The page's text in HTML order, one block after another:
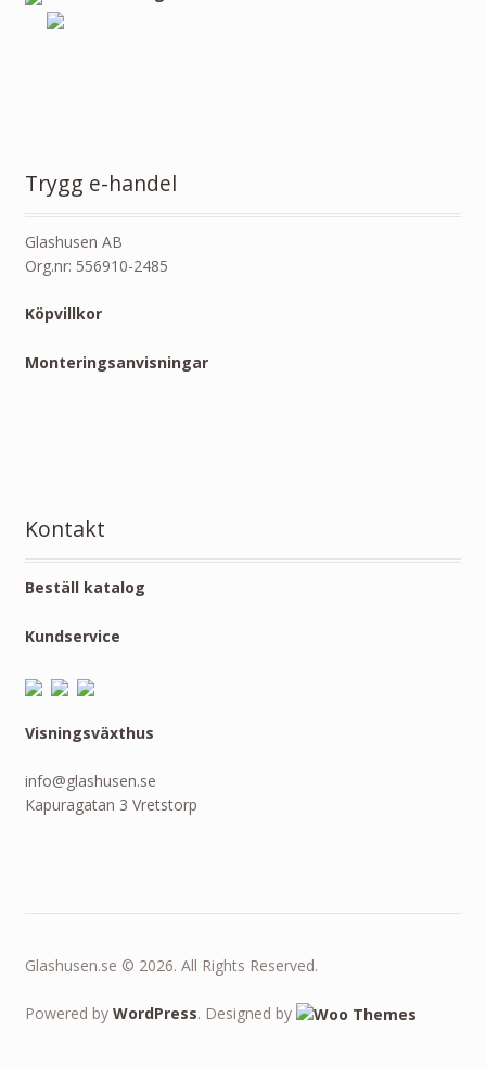
Trygg e-handel
Glashusen AB
Org.nr: 556910-2485
Köpvillkor
Monteringsanvisningar
Kontakt
Beställ katalog
Kundservice
Visningsväxthus
info@glashusen.se
Kapuragatan 3 Vretstorp
Glashusen.se © 2026. All Rights Reserved.
Powered by WordPress. Designed by